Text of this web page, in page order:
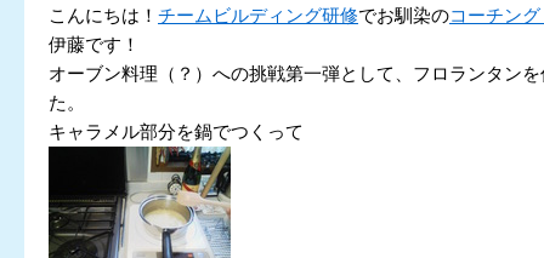
こんにちは！ チームビルディング研修でお馴染のコーチン
伊藤です！
オーブン料理（？）への挑戦第一弾として、フロランタン
た。
キャラメル部分を鍋でつくって